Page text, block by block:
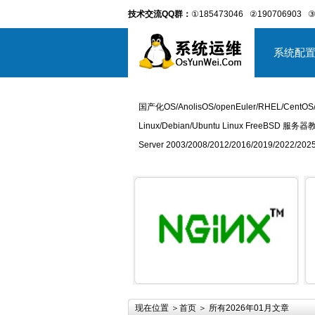
技术交流QQ群： ①185473046 ②190706903
系统配置
国产化OS/AnolisOS/openEuler/RHEL/
Linux/Debian/Ubuntu Linux FreeBSD 服务器
Server 2003/2008/2012/2016/2019/2022/
现在位置 ＞ 首页 ＞ 所有2026年01月文章